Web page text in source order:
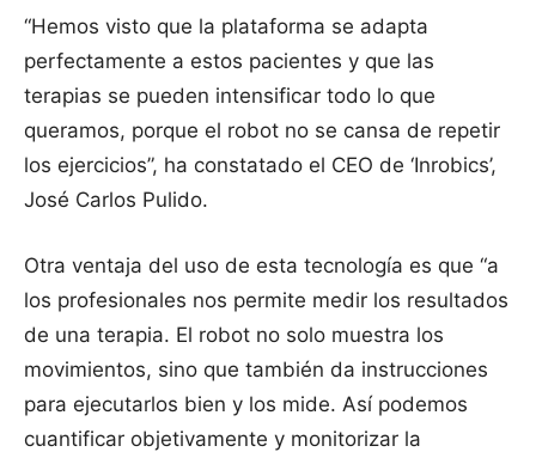
“Hemos visto que la plataforma se adapta
perfectamente a estos pacientes y que las
terapias se pueden intensificar todo lo que
queramos, porque el robot no se cansa de repetir
los ejercicios”, ha constatado el CEO de ‘Inrobics’,
José Carlos Pulido.
Otra ventaja del uso de esta tecnología es que “a
los profesionales nos permite medir los resultados
de una terapia. El robot no solo muestra los
movimientos, sino que también da instrucciones
para ejecutarlos bien y los mide. Así podemos
cuantificar objetivamente y monitorizar la